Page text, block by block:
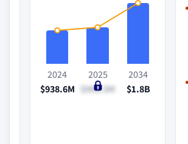
2024
$938.6M
2025
$996.3M
2034
$1.8B